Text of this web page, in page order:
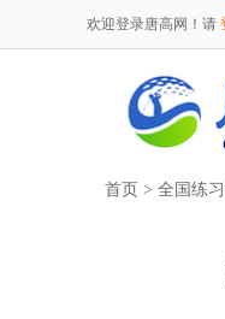
欢迎登录唐高网！请
首页 > 全国练